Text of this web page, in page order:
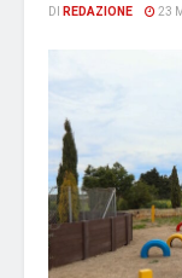
DI REDAZIONE 23